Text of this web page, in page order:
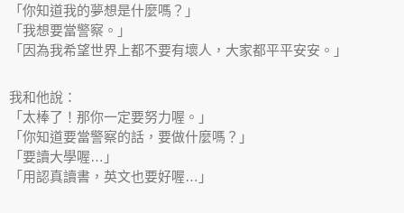
「你知道我的夢想是什麼嗎？」
「我想要當警察。」
「因為我希望世界上都不要有壞人，大家都平平安安。」
我和他說：
「太棒了！那你一定要努力喔。」
「你知道要當警察的話，要做什麼嗎？」
「要讀大學喔…」
「用認真讀書，英文也要好喔…」